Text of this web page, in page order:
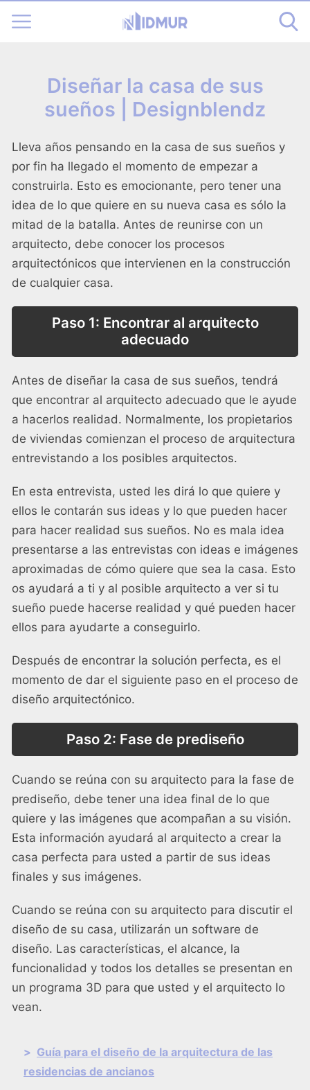
Diseñar la casa de sus
sueños | Designblendz
Lleva años pensando en la casa de sus sueños y
por fin ha llegado el momento de empezar a
construirla. Esto es emocionante, pero tener una
idea de lo que quiere en su nueva casa es sólo la
mitad de la batalla. Antes de reunirse con un
arquitecto, debe conocer los procesos
arquitectónicos que intervienen en la construcción
de cualquier casa.
Paso 1: Encontrar al arquitecto
adecuado
Antes de diseñar la casa de sus sueños, tendrá
que encontrar al arquitecto adecuado que le ayude
a hacerlos realidad. Normalmente, los propietarios
de viviendas comienzan el proceso de arquitectura
entrevistando a los posibles arquitectos.
En esta entrevista, usted les dirá lo que quiere y
ellos le contarán sus ideas y lo que pueden hacer
para hacer realidad sus sueños. No es mala idea
presentarse a las entrevistas con ideas e imágenes
aproximadas de cómo quiere que sea la casa. Esto
os ayudará a ti y al posible arquitecto a ver si tu
sueño puede hacerse realidad y qué pueden hacer
ellos para ayudarte a conseguirlo.
Después de encontrar la solución perfecta, es el
momento de dar el siguiente paso en el proceso de
diseño arquitectónico.
Paso 2: Fase de prediseño
Cuando se reúna con su arquitecto para la fase de
prediseño, debe tener una idea final de lo que
quiere y las imágenes que acompañan a su visión.
Esta información ayudará al arquitecto a crear la
casa perfecta para usted a partir de sus ideas
finales y sus imágenes.
Cuando se reúna con su arquitecto para discutir el
diseño de su casa, utilizarán un software de
diseño. Las características, el alcance, la
funcionalidad y todos los detalles se presentan en
un programa 3D para que usted y el arquitecto lo
vean.
> Guía para el diseño de la arquitectura de las
residencias de ancianos